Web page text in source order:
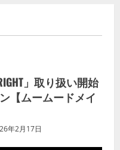
」取り扱い開始
【ムームードメイ
年2月17日